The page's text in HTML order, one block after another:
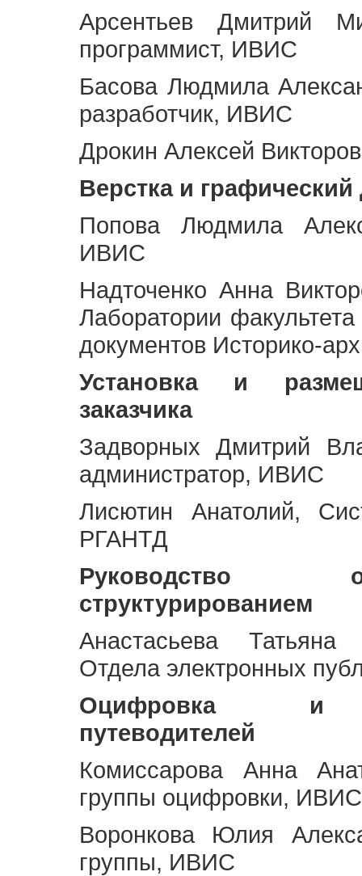
Арсентьев Дмитрий
программист, ИВИС
Басова Людмила
разработчик, ИВИС
Дрокин Алексей
Верстка и графический
Попова Людмила
ИВИС
Надточенко Анна
Лаборатории
документов Историко-
Установка и
заказчика
Задворных Дмитрий
администратор, ИВИС
Лисютин Анатолий,
РГАНТД
Руководство
структурированием
Анастасьева Татьяна
Отдела электронных
Оцифровка и
путеводителей
Комиссарова Анна
группы оцифровки, ИВИС
Воронкова Юлия
группы, ИВИС